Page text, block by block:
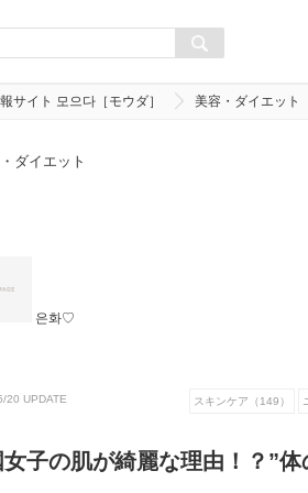
サイト 모으다［モウダ］ 美容・ダイエット
ダイエット
은화♡
20 UPDATE スキンケア（149）
女子の肌が綺麗な理由！？”